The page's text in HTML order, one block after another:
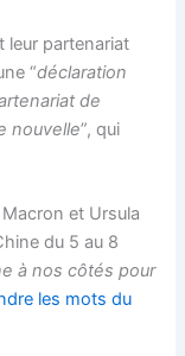
leur partenariat
“déclaration
de
nouvelle”, qui
et Ursula
du 5 au 8
à nos côtés pour
les mots du